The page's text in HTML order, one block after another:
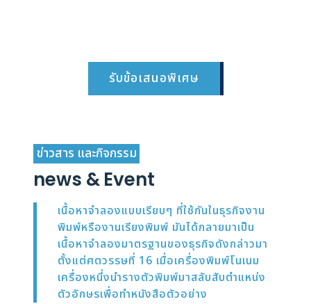
รับข้อเสนอพิเศษ
ข่าวสาร และกิจกรรม
news & Event
เนื้อหาจำลองแบบเรียบๆ ที่ใช้กันในธุรกิจงาน
พิมพ์หรืองานเรียงพิมพ์ มันได้กลายมาเป็น
เนื้อหาจำลองมาตรฐานของธุรกิจดังกล่าวมา
ตั้งแต่ศตวรรษที่ 16 เมื่อเครื่องพิมพ์โนเนม
เครื่องหนึ่งนำรางตัวพิมพ์มาสลับสับตำแหน่ง
ตัวอักษรเพื่อทำหนังสือตัวอย่าง